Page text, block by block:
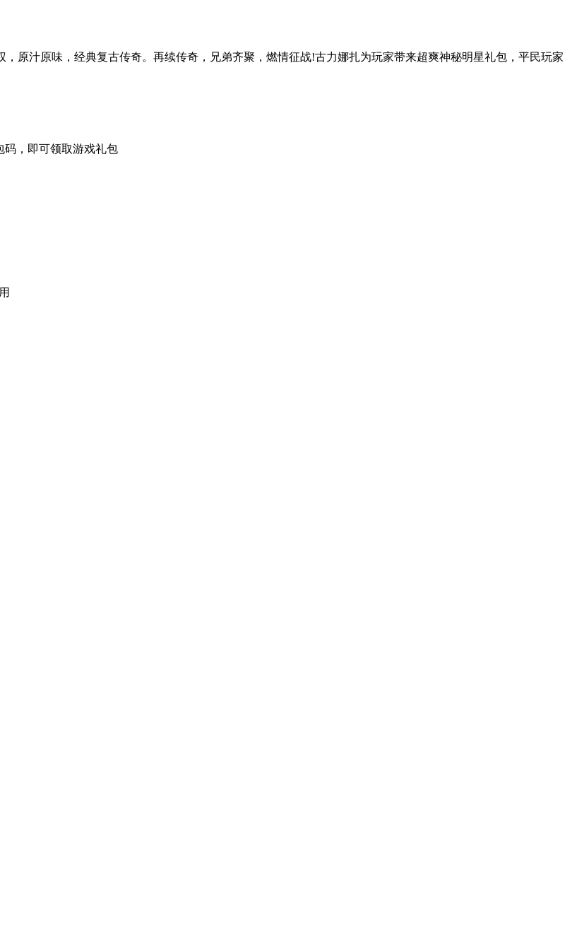
原汁原味，经典复古传奇。再续传奇，兄弟齐聚，燃情征战!古力娜扎为玩家带来超爽神秘明星礼包，平民玩家
码，即可领取游戏礼包